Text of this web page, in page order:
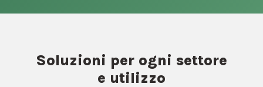
Soluzioni per ogni settore
e utilizzo